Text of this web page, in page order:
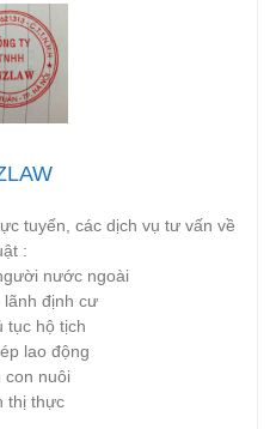
tuyến, các dịch vụ tư vấn về
:
nước ngoài
lãnh định cư
tục hộ tịch
lao động
con nuôi
thị thực